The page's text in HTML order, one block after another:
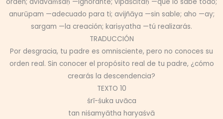
anurūpam —adecuado para ti; avijñāya —sin sable; aho —ay;
sargam —la creación; kariṣyatha —tú realizarás.
TRADUCCIÓN
Por desgracia, tu padre es omnisciente, pero no conoces su
orden real. Sin conocer el propósito real de tu padre, ¿cómo
crearás la descendencia?
TEXTO 10
śrī-śuka uvāca
tan niśamyātha haryaśvā